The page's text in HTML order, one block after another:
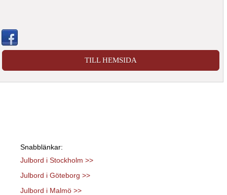
TILL HEMSIDA
Snabblänkar:
Julbord i Stockholm >>
Julbord i Göteborg >>
Julbord i Malmö >>